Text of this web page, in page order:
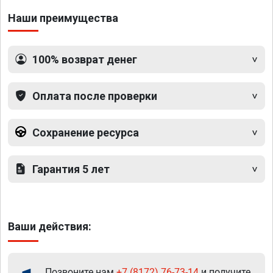
Наши преимущества
100% возврат денег
Оплата после проверки
Сохранение ресурса
Гарантия 5 лет
Ваши действия: